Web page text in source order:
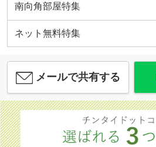
南向角部屋特集
ネット無料特集
メールで共有する